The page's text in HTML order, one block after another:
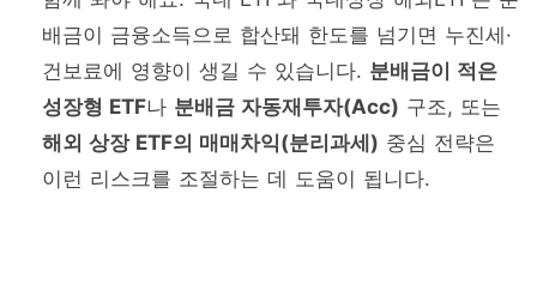
배금이 금융소득으로 합산돼 한도를 넘기면 누진세·
건보료에 영향이 생길 수 있습니다. 분배금이 적은
성장형 ETF나 분배금 자동재투자(Acc) 구조, 또는
해외 상장 ETF의 매매차익(분리과세) 중심 전략은
이런 리스크를 조절하는 데 도움이 됩니다.